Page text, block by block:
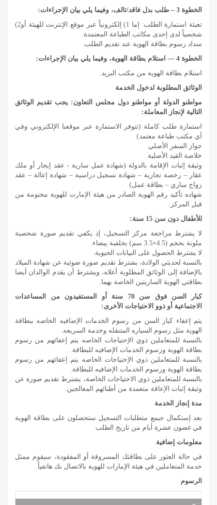
الخطوة 3 – طلب بدل فاقد/تالف، وفيما يلي بيان الإجراءات:
تعبئة استمارة الطلب: إما 1) إلكترونياً عبر موقع الإنترنت للهيئة أو2)
شخصياً لدى إحدى مكاتب الطباعة المعتمدة.
سداد رسوم بطاقة الهوية عند تقديم الطلب.
الخطوة 4 –– استلام بطاقة الهوية، وفيما يلي بيان الإجراءات:
استلام بطاقة الهوية من مكتب البريد.
الوثائق المطلوبة لدخول الخدمة
مواطنو الدولة أو مواطنو دول مجلس التعاون: يجب تقديم الوثائق
التالية لإنجاز المعاملة:
استمارة طلب كاملة (تتوفر الاستمارة عبر موقعنا الإلكتروني وفي
أي مكتب طباعة معتمد)
جواز السفر الأصلي
خلاصة القيد الأصلية
وثيقة إثبات الإقامة بالدولة (شهادة عمل سارية - عقد إيجار أو ملك
عقار – رخصة تجارية – شهادة تسجيل دراسية – شهادة إعالة – عقد
زواج ساري – بطاقة عمل)
شهاده تأكيد رقم الهوية الصادر من هيئة الإمارت للهوية مختومة من
قبل المركز.
للأطفال دون سن 15 سنة:
لا يشترط مراجعة مركز التسجيل، إذ يكفي تقديم صورة شخصية
ملونة بحجم (4.5×3.5 سم) بخلفية بيضاء.
لا يشترط الحصول على البيانات الحيوية.
بالنسبة لحديثي الولادة، يشترط تقديم صورة ضوئية عن شهادة الميلاد
بالإضافة إلى الوثائق المطلوبة أعلاه، ويشترط أن يقدم الوالدان أيضا
بطاقتي الهوية الساريتين الخاصة بهما.
كبار السن فوق سن 70 سنة أو المستفيدون من المساعدات
الاجتماعية أو ذوو الاحتياجات الأخرى:
يتم إعفاء كبار السن من رسوم الخدمات الإضافيه الخاصه ببطاقة
الهوية مثل رسوم السياره المتنقله وخدمة السريعه.
بالنسبة للمتعاملين ذوي الإحتياجات الخاصه يتم إعفائهم من رسوم
بطاقة الهوية ورسوم الخدمات الإضافيه للبطاقة.
بالنسبة للمتعاملين ذوي الإحتياجات الخاصه يتم إعفائهم من رسوم
بطاقة الهوية ورسوم الخدمات الإضافيه للبطاقة.
بالنسبة للمتعاملين ذوي الاحتياجات الخاصة، يشترط تقديم صورة عن
وثيقة إثبات الإعاقة متعمدة من أطبائهم المعالجين.
مدة إنجاز الخدمة
بعد إستكمال جيمع متطلبات التسجيل ستحصلون على بطاقة الهوية
في غضون عشرة أيام من تاريخ الطلب
معلومات إضافية
في حالة العثور على بطاقتك المسروقة أو المفقودة، سيقوم ممثل
خدمة المتعاملين في هيئة الإمارات للهوية بالاتصال بك هاتفياً.
الرسوم